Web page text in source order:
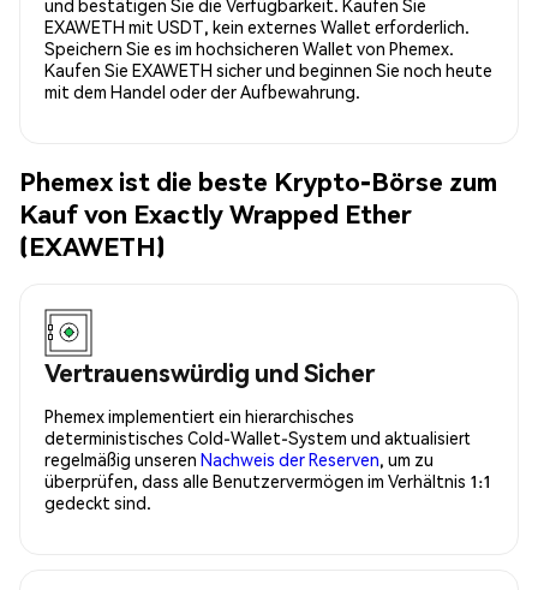
und bestätigen Sie die Verfügbarkeit. Kaufen Sie
EXAWETH mit USDT, kein externes Wallet erforderlich.
Speichern Sie es im hochsicheren Wallet von Phemex.
Kaufen Sie EXAWETH sicher und beginnen Sie noch heute
mit dem Handel oder der Aufbewahrung.
Phemex ist die beste Krypto-Börse zum
Kauf von Exactly Wrapped Ether
(EXAWETH)
Vertrauenswürdig und Sicher
Phemex implementiert ein hierarchisches
deterministisches Cold-Wallet-System und aktualisiert
regelmäßig unseren Nachweis der Reserven, um zu
überprüfen, dass alle Benutzervermögen im Verhältnis 1:1
gedeckt sind.